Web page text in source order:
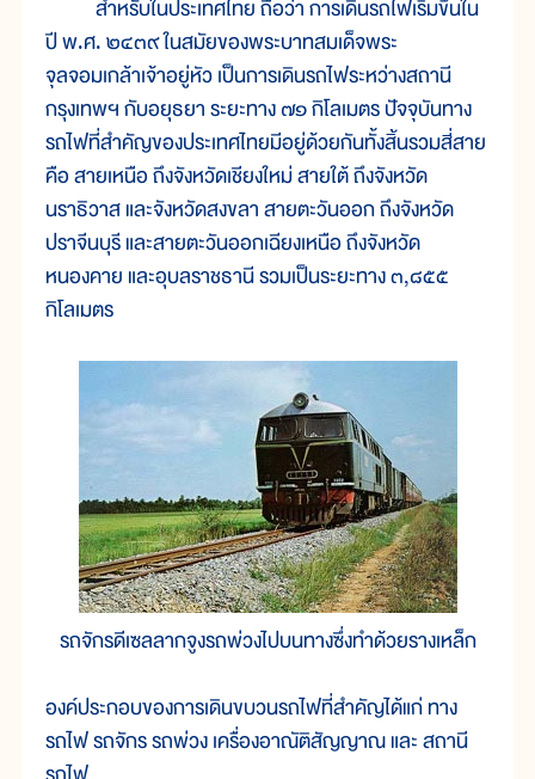
สำหรับในประเทศไทย ถือว่า การเดินรถไฟเริ่มขึ้นใน
ปี พ.ศ. ๒๔๓๙ ในสมัยของพระบาทสมเด็จพระ
จุลจอมเกล้าเจ้าอยู่หัว เป็นการเดินรถไฟระหว่างสถานี
กรุงเทพฯ กับอยุธยา ระยะทาง ๗๑ กิโลเมตร ปัจจุบันทาง
รถไฟที่สำคัญของประเทศไทยมีอยู่ด้วยกันทั้งสิ้นรวมสี่สาย
คือ สายเหนือ ถึงจังหวัดเชียงใหม่ สายใต้ ถึงจังหวัด
นราธิวาส และจังหวัดสงขลา สายตะวันออก ถึงจังหวัด
ปราจีนบุรี และสายตะวันออกเฉียงเหนือ ถึงจังหวัด
หนองคาย และอุบลราชธานี รวมเป็นระยะทาง ๓,๘๕๕
กิโลเมตร
รถจักรดีเซลลากจูงรถพ่วงไปบนทางซึ่งทำด้วยรางเหล็ก
องค์ประกอบของการเดินขบวนรถไฟที่สำคัญได้แก่ ทาง
รถไฟ รถจักร รถพ่วง เครื่องอาณัติสัญญาณ และ สถานี